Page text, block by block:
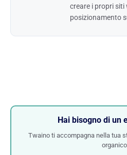
creare i propri siti
posizionamento
Hai bisogno di un
Twaino ti accompagna nella tua